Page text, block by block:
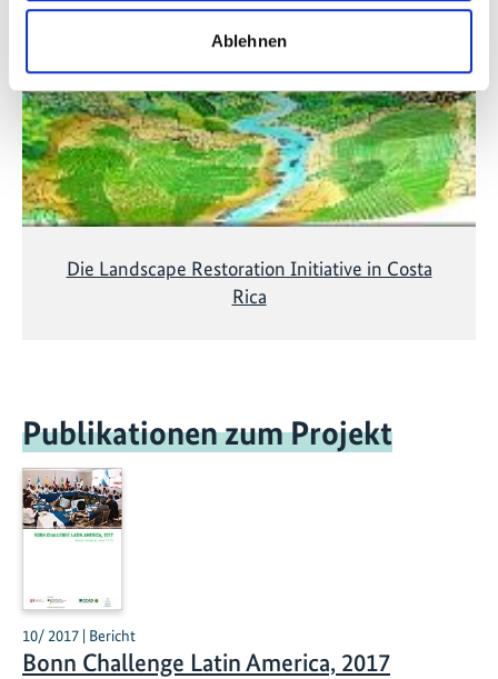
Ablehnen
Marketing-Cookies abgelehnt wurden. Klicken Sie
, um die Cookies zu akzeptieren und das Video
anzuzeigen!
Die Landscape Restoration Initiative in Costa
Rica
Publikationen zum Projekt
10/ 2017 | Bericht
Bonn Challenge Latin America, 2017